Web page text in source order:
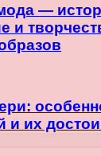
—
и
и их